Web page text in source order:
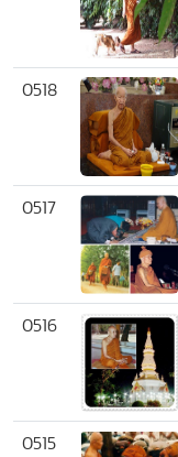
0518
0517
0516
0515